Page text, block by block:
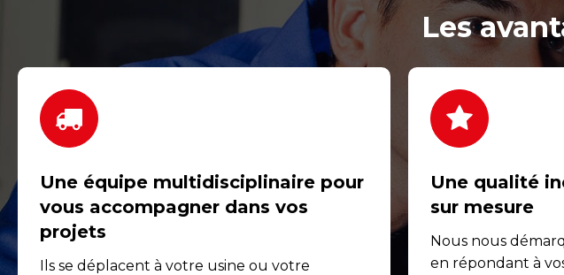
Les
Une équipe multidisciplinaire pour
vous accompagner dans vos
projets
Ils se déplacent à votre usine ou votre
Une qualité
sur mesure
Nous nous
en répondant à